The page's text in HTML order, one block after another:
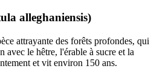
alleghaniensis)
attrayante des forêts profondes, qui
avec le hêtre, l'érable à sucre et la
et vit environ 150 ans.